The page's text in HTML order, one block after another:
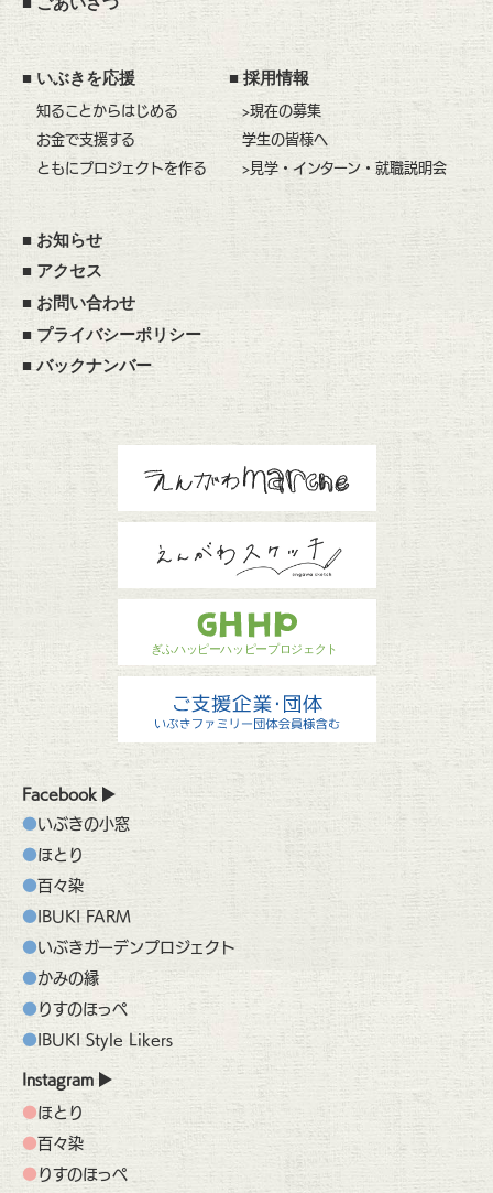
■いぶきを応援
知ることからはじめる
お金で支援する
ともにプロジェクトを作る
■採用情報
>現在の募集
学生の皆様へ
>見学・インターン・就職説明会
■ お知らせ
■ アクセス
■ お問い合わせ
■プライバシーポリシー
■バックナンバー
Facebook
いぶきの小窓
ほとり
百々染
IBUKI FARM
いぶきガーデンプロジェクト
かみの縁
りすのほっぺ
IBUKI Style Likers
Instagram
ほとり
百々染
りすのほっぺ